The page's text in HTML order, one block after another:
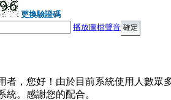
更換驗證碼
播放圖檔聲音
者，您好！由於目前系統使用人數眾
統。感謝您的配合。